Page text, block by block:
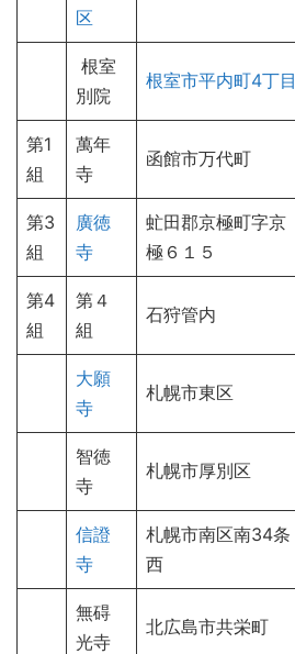
区
根室
別院
根室市平内町4丁目
第1
組
萬年
寺
函館市万代町
第3
組
廣徳
寺
虻田郡京極町字京
極６１５
第4
組
第４
組
石狩管内
大願
寺
札幌市東区
智徳
寺
札幌市厚別区
信證
寺
札幌市南区南34条
西
無碍
光寺
北広島市共栄町